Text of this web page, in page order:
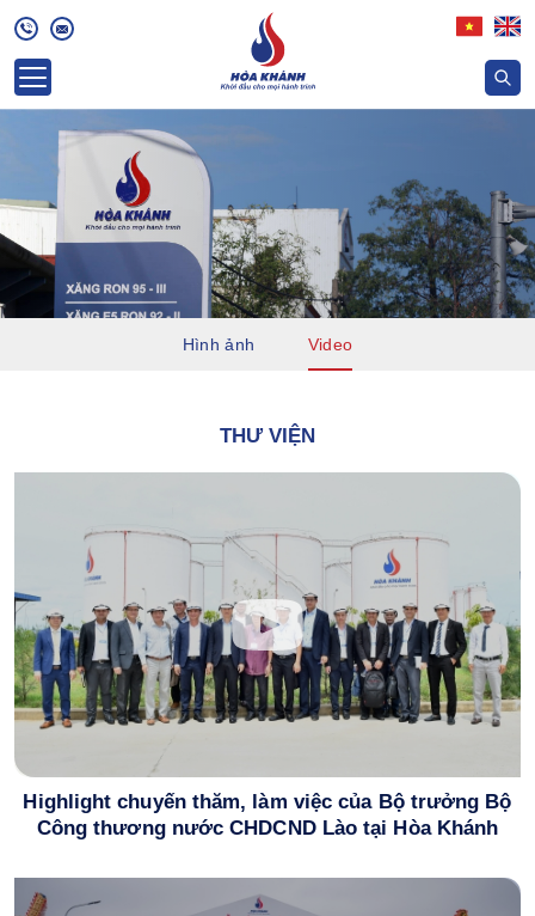
Hình ảnh Video
THƯ VIỆN
Highlight chuyến thăm, làm việc của Bộ trưởng Bộ
Công thương nước CHDCND Lào tại Hòa Khánh